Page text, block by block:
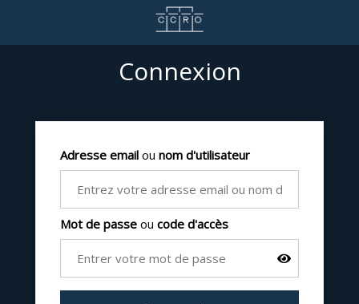
Connexion
Adresse email ou nom d'utilisateur
Mot de passe ou code d'accès